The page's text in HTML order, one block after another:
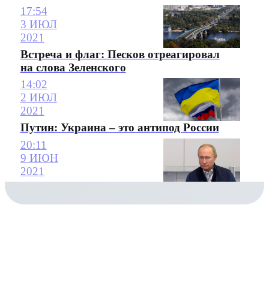
17:54
3 ИЮЛ
2021
Встреча и флаг: Песков отреагировал
на слова Зеленского
14:02
2 ИЮЛ
2021
Путин: Украина – это антипод России
20:11
9 ИЮН
2021